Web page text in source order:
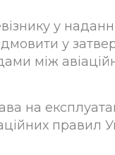
у
у
між
на
правил